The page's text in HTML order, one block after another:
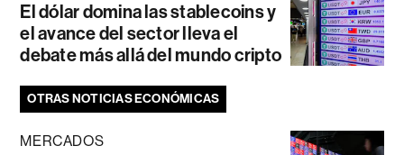
El dólar domina las stablecoins y
el avance del sector lleva el
debate más allá del mundo cripto
OTRAS NOTICIAS ECONÓMICAS
MERCADOS